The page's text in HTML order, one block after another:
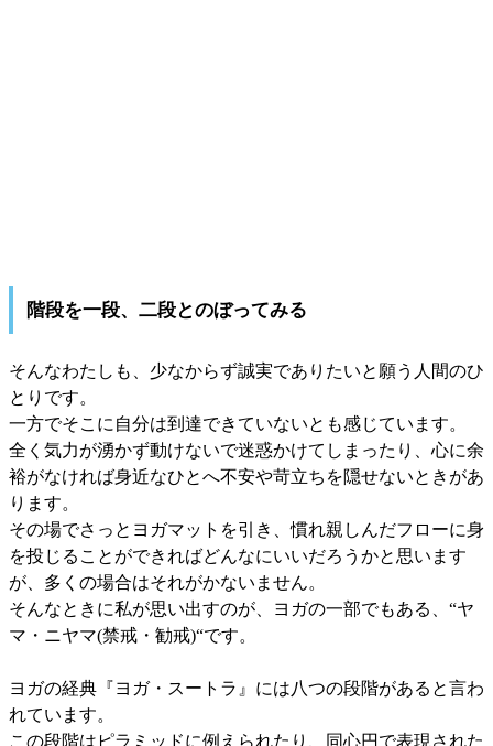
階段を一段、二段とのぼってみる
そんなわたしも、少なからず誠実でありたいと願う人間のひ
とりです。
一方でそこに自分は到達できていないとも感じています。
全く気力が湧かず動けないで迷惑かけてしまったり、心に余
裕がなければ身近なひとへ不安や苛立ちを隠せないときがあ
ります。
その場でさっとヨガマットを引き、慣れ親しんだフローに身
を投じることができればどんなにいいだろうかと思います
が、多くの場合はそれがかないません。
そんなときに私が思い出すのが、ヨガの一部でもある、“ヤ
マ・ニヤマ(禁戒・勧戒)“です。
ヨガの経典『ヨガ・スートラ』には八つの段階があると言わ
れています。
この段階はピラミッドに例えられたり、同心円で表現された